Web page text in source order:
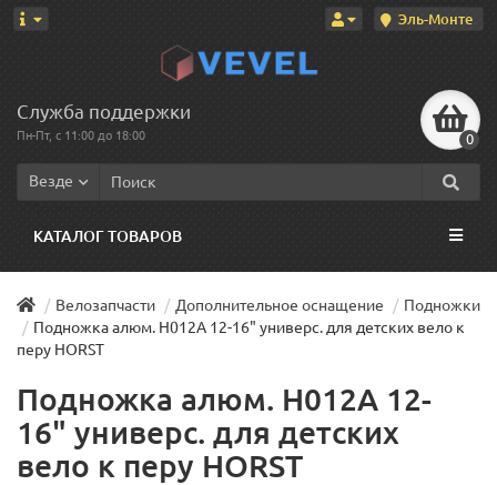
Эль-Монте
Служба поддержки
Пн-Пт, с 11:00 до 18:00 0
Везде
КАТАЛОГ ТОВАРОВ
Велозапчасти Дополнительное оснащение
Подножки
Подножка алюм. H012A 12-16" универс. для детских вело к
перу HORST
Подножка алюм. H012A 12-
16" универс. для детских
вело к перу HORST